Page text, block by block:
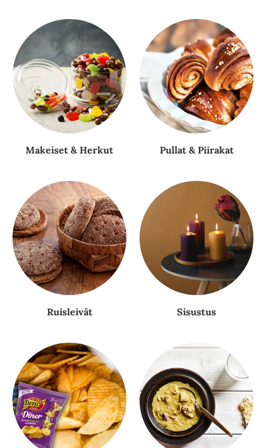
Makeiset & Herkut Pullat & Piirakat
Ruisleivät Sisustus